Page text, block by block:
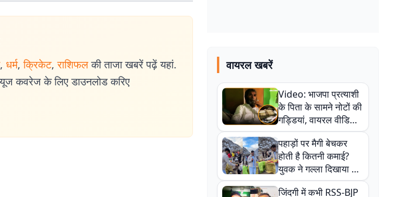
, धर्म, क्रिकेट, राशिफल की ताजा खबरें पढ़ें यहां.
कवरेज के लिए डाउनलोड करिए
वायरल खबरें
Video: भाजपा प्रत्याशी
के पिता के सामने नोटों की
गड्डियां, वायरल वीडियो
से राजनीति में उबाल,
अजित महतो बोले- TMC
की गंदी चाल
पहाड़ों पर मैगी बेचकर
होती है कितनी कमाई?
युवक ने गल्ला दिखाया तो
नौकरी वालों के खड़े हो गए
जिंदगी में कभी RSS-BJP